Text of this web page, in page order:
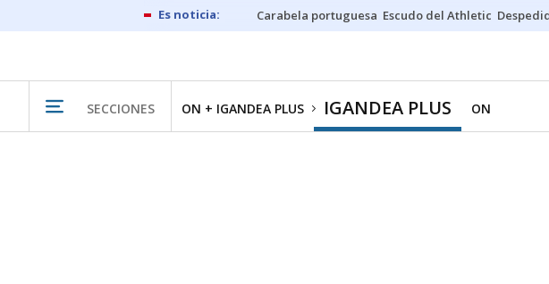
Carabela portuguesa Escudo del Athletic
SECCIONES ON + IGANDEA PLUS IGANDEA PLUS ON